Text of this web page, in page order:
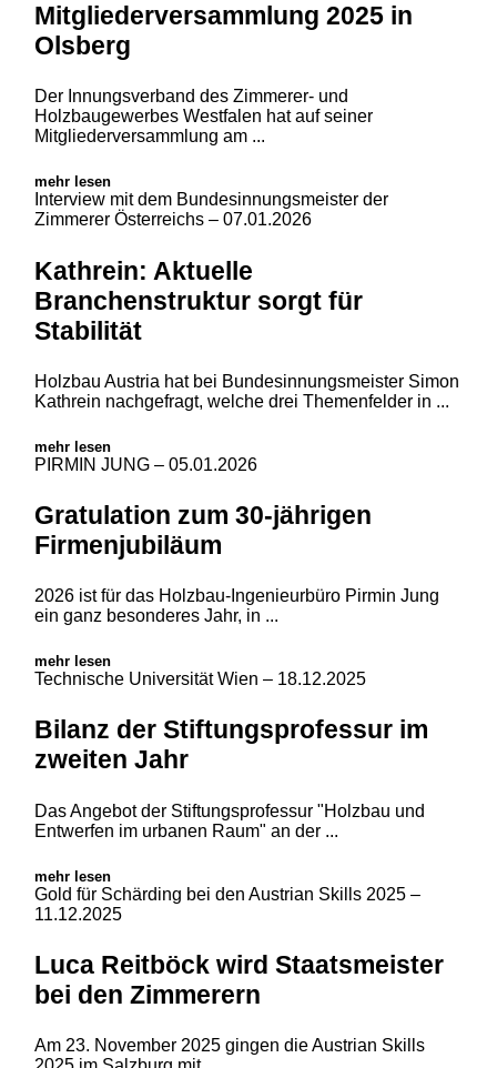
Mitgliederversammlung 2025 in
Olsberg
Der Innungsverband des Zimmerer- und
Holzbaugewerbes Westfalen hat auf seiner
Mitgliederversammlung am ...
mehr lesen
Interview mit dem Bundesinnungsmeister der
Zimmerer Österreichs– 07.01.2026
Kathrein: Aktuelle
Branchenstruktur sorgt für
Stabilität
Holzbau Austria hat bei Bundesinnungsmeister Simon
Kathrein nachgefragt, welche drei Themenfelder in ...
mehr lesen
PIRMIN JUNG– 05.01.2026
Gratulation zum 30-jährigen
Firmenjubiläum
2026 ist für das Holzbau-Ingenieurbüro Pirmin Jung
ein ganz besonderes Jahr, in ...
mehr lesen
Technische Universität Wien– 18.12.2025
Bilanz der Stiftungsprofessur im
zweiten Jahr
Das Angebot der Stiftungsprofessur "Holzbau und
Entwerfen im urbanen Raum" an der ...
mehr lesen
Gold für Schärding bei den Austrian Skills 2025–
11.12.2025
Luca Reitböck wird Staatsmeister
bei den Zimmerern
Am 23. November 2025 gingen die Austrian Skills